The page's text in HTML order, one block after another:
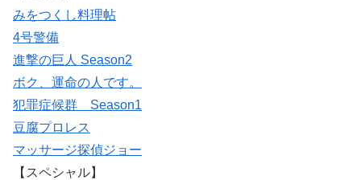
みをつくし料理帖
4号警備
進撃の巨人 Season2
ボク、運命の人です。
犯罪症候群 Season1
豆腐プロレス
マッサージ探偵ジョー
【スペシャル】